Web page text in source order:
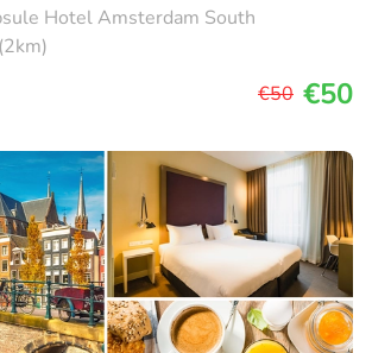
Hotel Amsterdam South
€50 €50